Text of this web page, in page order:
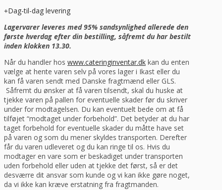
Dag-til-dag levering
Lagervarer leveres med 95% sandsynlighed allerede den
første hverdag efter din bestilling, såfremt du har bestilt
inden klokken 13.30.
Når du handler hos www.cateringinventar.dk kan du enten
vælge at hente varen selv på vores lager i Ikast eller du
kan få varen sendt med Danske fragtmænd eller GLS.
Såfremt du ønsker at få varen tilsendt, skal du huske at
tjekke varen på pallen for eventuelle skader før du skriver
under for modtagelsen. Du kan eventuelt bede om at få
tilføjet “modtaget under forbehold”. Det betyder at du har
taget forbehold for eventuelle skader du måtte have set
på varen og som du mener skyldes transporten. Derefter
får du varen udleveret og du kan ringe til os. Hvis du
modtager en vare som er beskadiget under transporten
uden forbehold eller uden at tjekke det først, så er det
desværre dit ansvar som kunde og vi kan ikke gøre noget,
da vi ikke kan kræve erstatning fra fragtmanden.